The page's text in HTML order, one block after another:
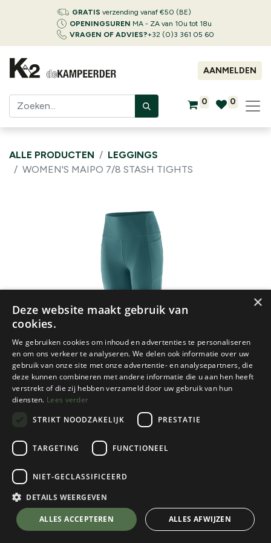
GRATIS verzending vanaf €50 (BE)
OPENINGSUREN MA - ZA van 10u tot 18u
VRAGEN OF ADVIES?+32 (0)3 361 05 60
AANMELDEN
0 0
ALLE PRODUCTEN
LEGGINGS
WOMEN'S MAIPO 7/8 STASH TIGHTS
Patagonia
Women's Maipo 7/8 Stash Tights
Wetland Blue
Kies een maat
💬 Stel je vraag over dit product via WhatsApp
×
Deze website maakt gebruik van
cookies.
We gebruiken cookies om inhoud en advertenties te personaliseren
en om ons verkeer te analyseren. We delen ook informatie over uw
gebruik van onze site met onze advertentie- en analysepartners, die
deze kunnen combineren met andere informatie die u aan hen heeft
verstrekt of die zij hebben verzameld door uw gebruik van hun
diensten. Lees verder
STRIKT NOODZAKELIJK
PRESTATIE
TARGETING FUNCTIONEEL
NIET-GECLASSIFICEERD
DETAILS WEERGEVEN
ALLES ACCEPTEREN ALLES AFWIJZEN